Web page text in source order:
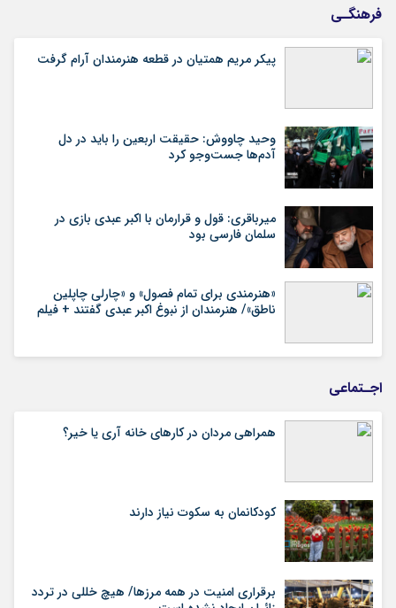
فرهنگـی
پیکر مریم همتیان در قطعه هنرمندان آرام گرفت
وحید چاووش: حقیقت اربعین را باید در دل
آدم‌ها جست‌وجو کرد
میرباقری: قول و قرارمان با اکبر عبدی بازی در
سلمان فارسی بود
«هنرمندی برای تمام فصول» و «چارلی چاپلین
ناطق»/ هنرمندان از نبوغ اکبر عبدی گفتند + فیلم
اجـتماعی
همراهی مردان در کارهای خانه آری یا خیر؟
کودکانمان به سکوت نیاز دارند
برقراری امنیت در همه مرزها/ هیچ‌ خللی در تردد